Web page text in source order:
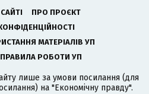
ПРО ПРОЄКТ
МАТЕРІАЛІВ УП
РОБОТИ УП
лише за умови посилання (для
на "Економічну правду".